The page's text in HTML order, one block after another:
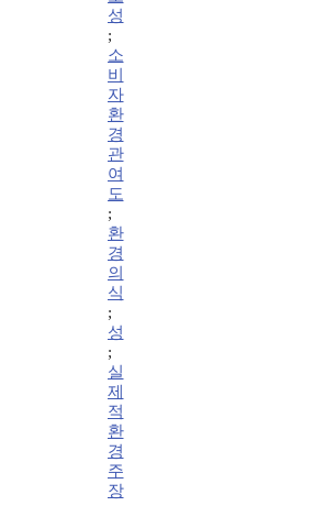
성
;
소
비
자
환
경
관
여
도
;
환
경
의
식
;
성
;
실
제
적
환
경
주
장